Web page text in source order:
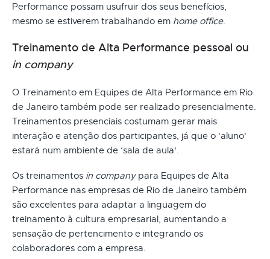
Performance possam usufruir dos seus benefícios,
mesmo se estiverem trabalhando em home office.
Treinamento de Alta Performance pessoal ou
in company
O Treinamento em Equipes de Alta Performance em Rio
de Janeiro também pode ser realizado presencialmente.
Treinamentos presenciais costumam gerar mais
interação e atenção dos participantes, já que o 'aluno'
estará num ambiente de ‘sala de aula'.
Os treinamentos in companypara Equipes de Alta
Performance nas empresas de Rio de Janeiro também
são excelentes para adaptar a linguagem do
treinamento à cultura empresarial, aumentando a
sensação de pertencimento e integrando os
colaboradores com a empresa.